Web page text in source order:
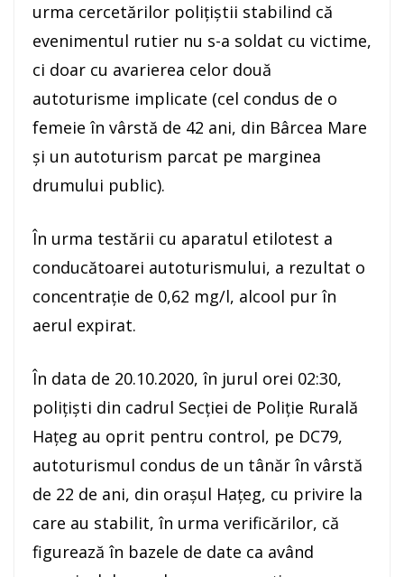
urma cercetărilor poliţiştii stabilind că
evenimentul rutier nu s-a soldat cu victime,
ci doar cu avarierea celor două
autoturisme implicate (cel condus de o
femeie în vârstă de 42 ani, din Bârcea Mare
şi un autoturism parcat pe marginea
drumului public).
În urma testării cu aparatul etilotest a
conducătoarei autoturismului, a rezultat o
concentraţie de 0,62 mg/l, alcool pur în
aerul expirat.
În data de 20.10.2020, în jurul orei 02:30,
polițiști din cadrul Secției de Poliție Rurală
Hațeg au oprit pentru control, pe DC79,
autoturismul condus de un tânăr în vârstă
de 22 de ani, din oraşul Hațeg, cu privire la
care au stabilit, în urma verificărilor, că
figurează în bazele de date ca având